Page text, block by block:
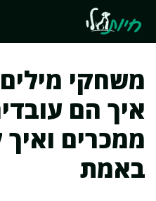
לתוכן
משחקי
איך הם
ממכרים
באמת